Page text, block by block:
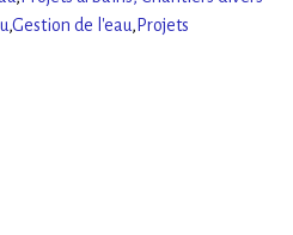
,Gestion de l'eau, Projets